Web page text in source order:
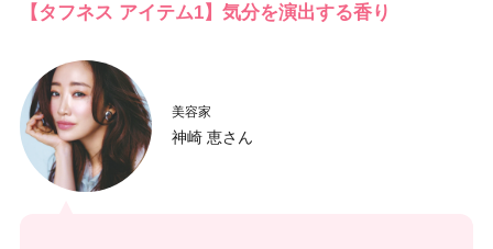
【タフネス アイテム1】気分を演出する香り
美容家
神崎 恵さん